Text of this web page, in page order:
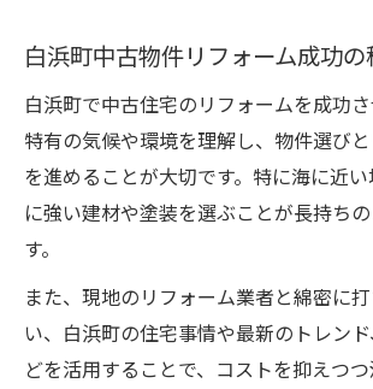
白浜町中古物件リフォーム成功の
白浜町で中古住宅のリフォームを成功
特有の気候や環境を理解し、物件選び
を進めることが大切です。特に海に近
に強い建材や塗装を選ぶことが長持ち
す。
また、現地のリフォーム業者と綿密に
い、白浜町の住宅事情や最新のトレン
どを活用することで、コストを抑えつ